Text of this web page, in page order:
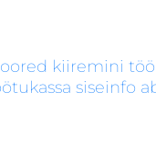
kiiremini
siseinfo